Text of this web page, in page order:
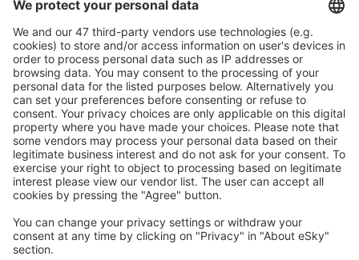
Caută rapid şi uşor
Ofertă adaptată aşteptărilor tale.
Planifică ȋn siguranţă
Rezervare fără griji cu opțiune gratuită de anulare.
Economiseşte mai mult
Prețuri atractive și oferte speciale pentru utilizatorii
conectați.